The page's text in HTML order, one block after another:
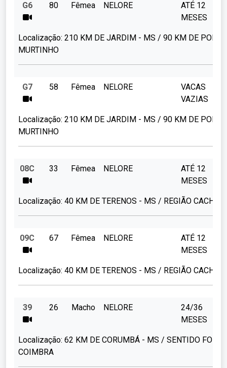
G6 80 Fêmea NELORE
ATÉ 12
MESES
Localização: 210 KM DE JARDIM - MS / 90 KM DE PORTO
MURTINHO
G7 58 Fêmea NELORE
VACAS
VAZIAS
Localização: 210 KM DE JARDIM - MS / 90 KM DE PORTO
MURTINHO
08C 33 Fêmea NELORE
ATÉ 12
MESES
Localização: 40 KM DE TERENOS - MS / REGIÃO
09C 67 Fêmea NELORE
ATÉ 12
MESES
Localização: 40 KM DE TERENOS - MS / REGIÃO
39 26 Macho NELORE
24/36
MESES
Localização: 62 KM DE CORUMBÁ - MS / SENTIDO FORTE
COIMBRA